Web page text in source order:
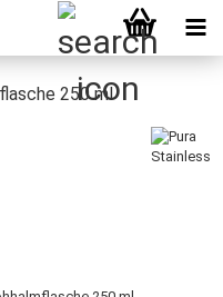
250 ml